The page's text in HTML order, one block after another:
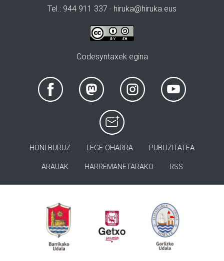
Tel.: 944 911 337 · hiruka@hiruka.eus
Codesyntaxek egina
HONI BURUZ LEGE OHARRA PUBLIZITATEA
ARAUAK HARREMANETARAKO RSS